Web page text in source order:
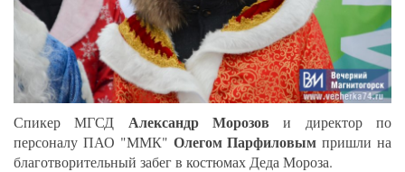
Спикер МГСД Александр Морозов и директор по
персоналу ПАО "ММК" Олегом Парфиловым пришли на
благотворительный забег в костюмах Деда Мороза.